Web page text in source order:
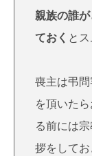
親族の誰
ておく とス
喪主は弔
を頂いた
る前には
拶をしてお